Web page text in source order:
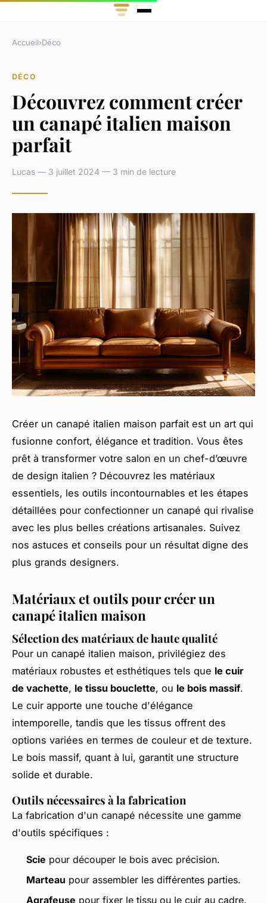
Accueil›Déco
DÉCO
Découvrez comment créer
un canapé italien maison
parfait
Lucas — 3 juillet 2024 — 3 min de lecture
Créer un canapé italien maison parfait est un art qui
fusionne confort, élégance et tradition. Vous êtes
prêt à transformer votre salon en un chef-d’œuvre
de design italien ? Découvrez les matériaux
essentiels, les outils incontournables et les étapes
détaillées pour confectionner un canapé qui rivalise
avec les plus belles créations artisanales. Suivez
nos astuces et conseils pour un résultat digne des
plus grands designers.
Matériaux et outils pour créer un
canapé italien maison
Sélection des matériaux de haute qualité
Pour un canapé italien maison, privilégiez des
matériaux robustes et esthétiques tels que le cuir
de vachette, le tissu bouclette, ou le bois massif.
Le cuir apporte une touche d'élégance
intemporelle, tandis que les tissus offrent des
options variées en termes de couleur et de texture.
Le bois massif, quant à lui, garantit une structure
solide et durable.
Outils nécessaires à la fabrication
La fabrication d'un canapé nécessite une gamme
d'outils spécifiques :
Scie pour découper le bois avec précision.
Marteau pour assembler les différentes parties.
Agrafeuse pour fixer le tissu ou le cuir au cadre.